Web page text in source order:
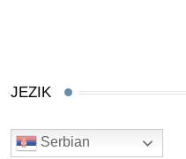
JEZIK
Serbian